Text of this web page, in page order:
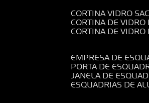
CORTINA VIDRO
CORTINA DE
CORTINA DE
EMPRESA DE
PORTA DE
JANELA DE
ESQUADRIAS DE